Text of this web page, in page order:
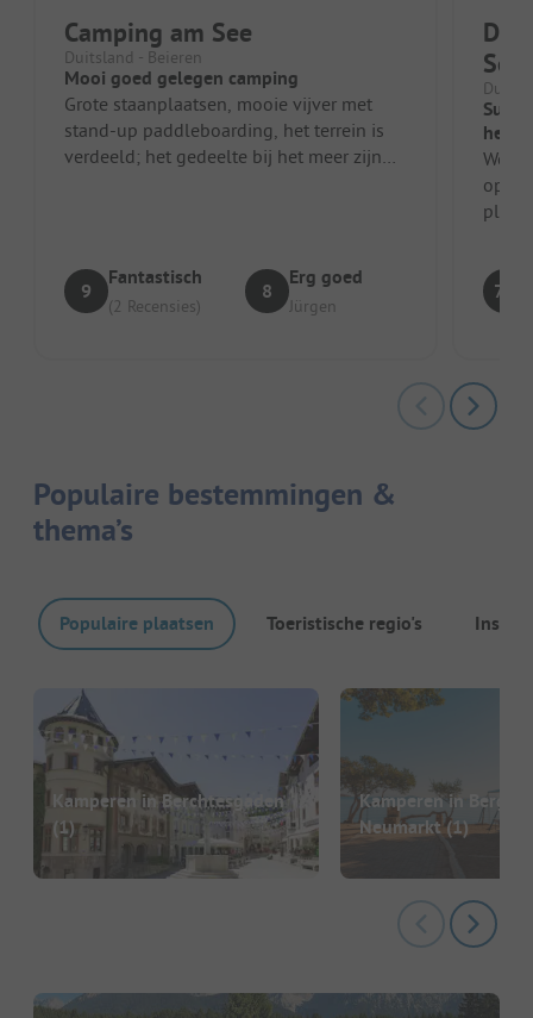
Camping am See
Duitsland - Beieren
Mooi goed gelegen camping
Grote staanplaatsen, mooie vijver met
stand-up paddleboarding, het terrein is
verdeeld; het gedeelte bij het meer zijn
9
Fantastisch
(2 Recensies)
8
Erg goed
Jürgen
het
We
op
7.1
Populaire bestemmingen &
thema’s
Populaire plaatsen Toeristische regio's
Kamperen in Berchtesgaden
(1)
Kamperen in Berg
Neumarkt(1)